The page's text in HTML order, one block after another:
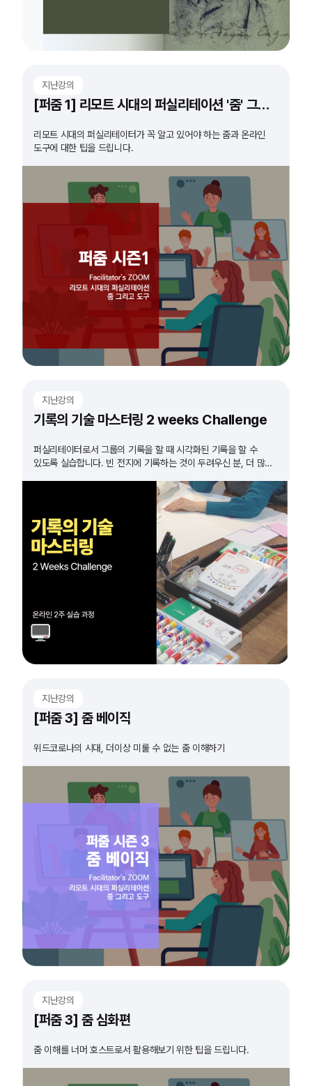
지난강의
[퍼줌 1] 리모트 시대의 퍼실리테이션 '줌' 그리고 '도구'
리모트 시대의 퍼실리테이터가 꼭 알고 있어야 하는 줌과 온라인
도구에 대한 팁을 드립니다.
지난강의
기록의 기술 마스터링 2 weeks Challenge
퍼실리테이터로서 그룹의 기록을 할 때 시각화된 기록을 할 수
있도록 실습합니다. 빈 전지에 기록하는 것이 두려우신 분, 더 많은
지난강의
[퍼줌 3] 줌 베이직
위드코로나의 시대, 더이상 미룰 수 없는 줌 이해하기
지난강의
[퍼줌 3] 줌 심화편
줌 이해를 너머 호스트로서 활용해보기 위한 팁을 드립니다.